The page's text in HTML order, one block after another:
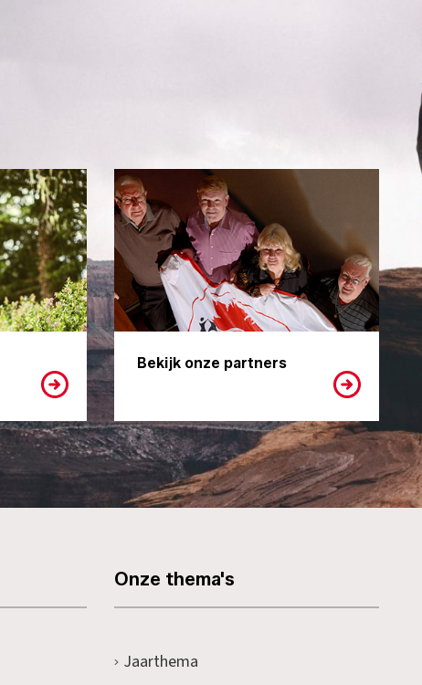
Bekijk onze partners
Onze thema's
Jaarthema